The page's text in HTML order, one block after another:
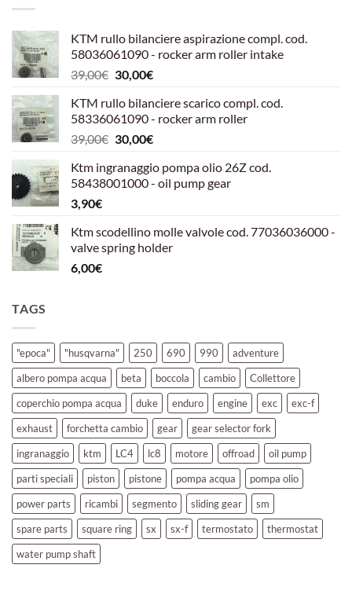
KTM rullo bilanciere aspirazione compl. cod.
58036061090 - rocker arm roller intake
39,00€ Il
originale
era:
39,00€.
30,00€Il
attuale
è:
30,00€.
KTM rullo bilanciere scarico compl. cod.
58336061090 - rocker arm roller
39,00€ Il
originale
era:
30,00€Il
attuale
è:
Ktm ingranaggio pompa olio 26Z cod.
58438001000 - oil pump gear
3,90€
Ktm scodellino molle valvole cod. 77036036000 -
valve spring holder
6,00€
TAGS
"epoca" "husqvarna" 250 690 990
adventure
albero pompa acqua
beta boccola cambio
Collettore
coperchio pompa acqua
duke enduro engine exc
exc-f
exhaust
forchetta cambio gear
gear selector fork
ingranaggio
ktm LC4 lc8 motore offroad
oil pump
parti speciali
piston pistone pompa acqua
pompa olio
power parts
ricambi segmento sliding gear
sm
spare parts
square ring sx sx-f termostato
thermostat
water pump shaft